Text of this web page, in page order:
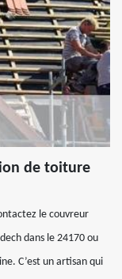
de toiture
le couvreur
dans le 24170 ou
C’est un artisan qui